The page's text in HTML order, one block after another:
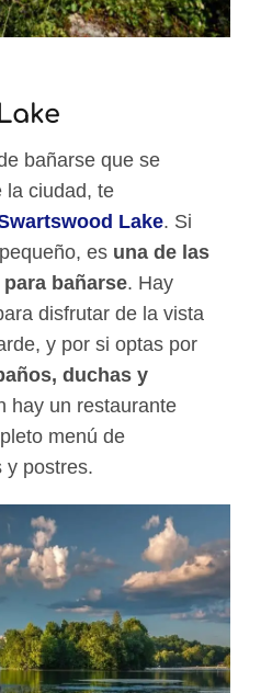
bañarse que se
la ciudad, te
Lake. Si
es una de las
bañarse. Hay
disfrutar de la vista
y por si optas por
duchas y
hay un restaurante
menú de
y postres.